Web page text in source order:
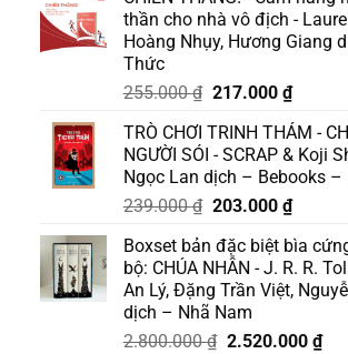
thần cho nhà vô địch -
Hoàng Nhụy, Hương Giang
Thức
255.000₫ Giá
là:
255.000 ₫.
217.000 ₫Giá
tại
là:
TRÒ CHƠI TRINH THÁM -
NGƯỜI SÓI - SCRAP & Koji
Ngọc Lan dịch – Bebooks –
239.000₫ Giá
là:
239.000 ₫.
203.000 ₫Giá
tại
là:
Boxset bản đặc biệt bìa
bộ: CHÚA NHẪN - J. R. R.
An Lý, Đặng Trần Việt,
dịch – Nhã Nam
2.800.000₫ Giá
2.520.000 ₫Giá